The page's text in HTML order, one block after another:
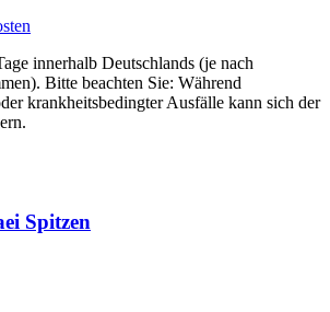
innerhalb Deutschlands (je nach
Bitte beachten Sie: Während
krankheitsbedingter Ausfälle kann sich der
Spitzen